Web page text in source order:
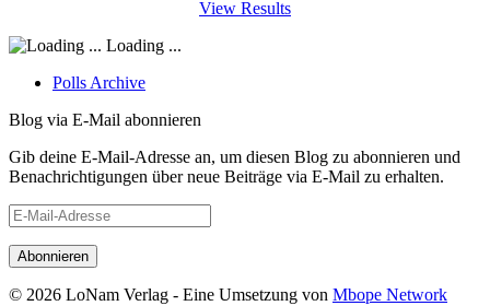
View Results
Loading ...
Polls Archive
Blog via E-Mail abonnieren
Gib deine E-Mail-Adresse an, um diesen Blog zu abonnieren und
Benachrichtigungen über neue Beiträge via E-Mail zu erhalten.
E-
Mail-
Adresse
© 2026 LoNam Verlag - Eine Umsetzung von Mbope Network